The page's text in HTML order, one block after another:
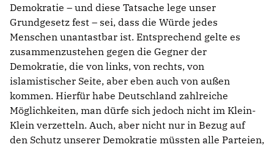
Demokratie – und diese Tatsache lege unser
Grundgesetz fest – sei, dass die Würde jedes
Menschen unantastbar ist. Entsprechend gelte es
zusammenzustehen gegen die Gegner der
Demokratie, die von links, von rechts, von
islamistischer Seite, aber eben auch von außen
kommen. Hierfür habe Deutschland zahlreiche
Möglichkeiten, man dürfe sich jedoch nicht im Klein-
Klein verzetteln. Auch, aber nicht nur in Bezug auf
den Schutz unserer Demokratie müssten alle Parteien,